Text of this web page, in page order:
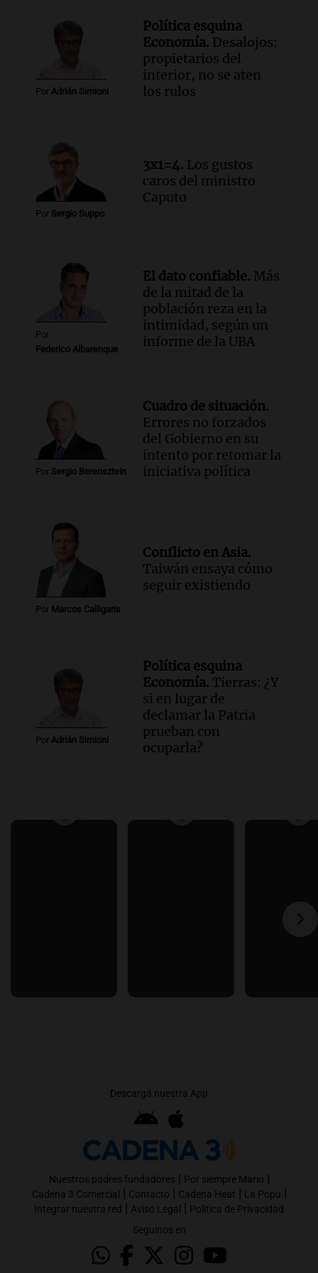
Episodios
2° gol de Rosario Central a
Aldosivi (Campaz) - relato Gato Greco
Deportes Rosario
Por Adrián Simioni
Política esquina
Economía. Desalojos:
propietarios del
interior, no se aten
los rulos
Por Sergio Suppo
3x1=4. Los gustos
caros del ministro
Caputo
Por
Federico Albarenque
El dato confiable. Más
de la mitad de la
población reza en la
intimidad, según un
informe de la UBA
Por Sergio Berensztein
Cuadro de situación.
Errores no forzados
del Gobierno en su
intento por retomar la
iniciativa política
Por Marcos Calligaris
Conflicto en Asia.
Taiwán ensaya cómo
seguir existiendo
Por Adrián Simioni
Política esquina
Economía. Tierras: ¿Y
si en lugar de
declamar la Patria
prueban con
ocuparla?
Descargá nuestra App
Nuestros padres fundadores | Por siempre Mario |
Cadena 3 Comercial | Contacto | Cadena Heat | La Popu |
Integrar nuestra red | Aviso Legal | Política de Privacidad
Seguinos en